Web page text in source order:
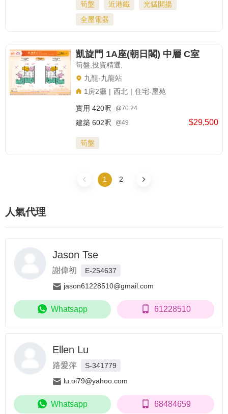
筍盤 近港鐵
光猛開揚
全屋電器
凱旋門 1A座(朝日閣) 中層 C室
筍盤,投資精選,
九龍-九龍站
1房2廳 | 西北 | 住宅-屋苑
$29,500
實用 420呎 @70.24
建築 602呎 @49
筍盤
人氣代理
Jason Tse
謝偉初
E-254637
jason61228510@gmail.com
Whatsapp 61228510
Ellen Lu
路愛萍
S-341779
lu.oi79@yahoo.com
Whatsapp 68484659
1 2